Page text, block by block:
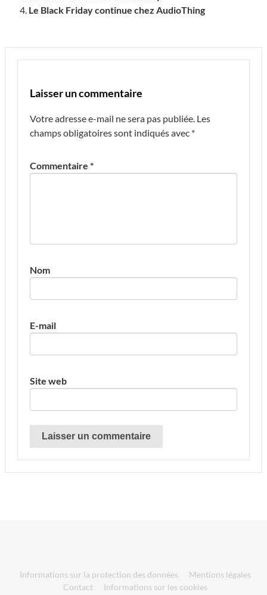
Le Black Friday continue chez AudioThing
Laisser un commentaire
Votre adresse e-mail ne sera pas publiée. Les
champs obligatoires sont indiqués avec *
Commentaire *
Nom
E-mail
Site web
Informations sur la protection des données
Mentions légales
Contact
Informations sur les cookies